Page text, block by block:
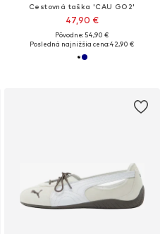
Cestovná taška 'CAU GO2'
47,90 €
Pôvodne: 54,90 €
Posledná najnižšia cena:42,90 €